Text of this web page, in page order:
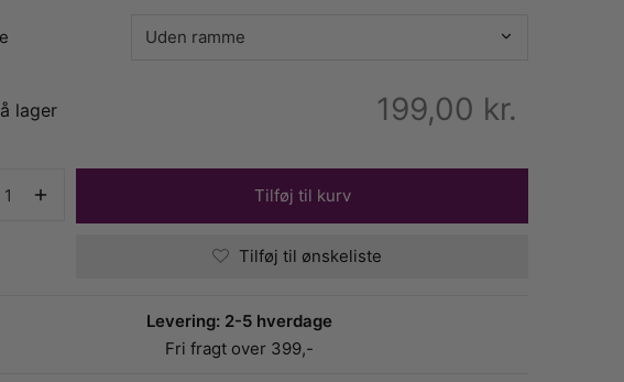
199,00 kr.
lager
Tilføj til kurv
Tilføj til ønskeliste
Levering: 2-5 hverdage
Fri fragt over 399,-